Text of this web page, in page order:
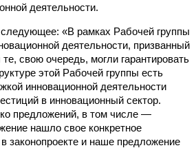
деятельности.
следующее: «В рамках Рабочей группы
деятельности, призванный
свою очередь, могли гарантировать
этой Рабочей группы есть
инновационной деятельности
в инновационный сектор.
предложений, в том числе —
нашло свое конкретное
законопроекте и наше предложение